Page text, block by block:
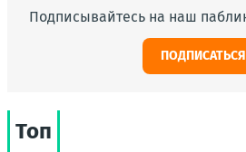
Подписывайтесь на наш
ПОДПИСАТЬСЯ
Топ